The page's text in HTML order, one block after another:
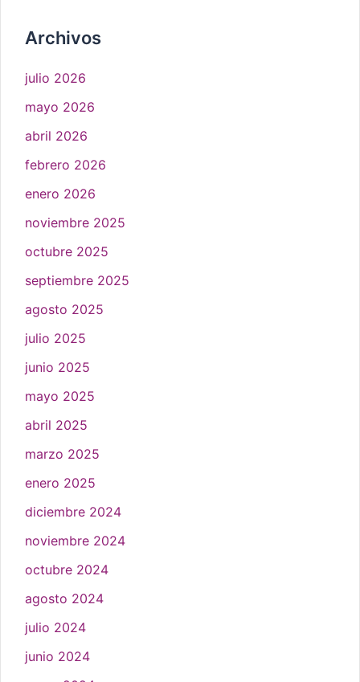
Archivos
julio 2026
mayo 2026
abril 2026
febrero 2026
enero 2026
noviembre 2025
octubre 2025
septiembre 2025
agosto 2025
julio 2025
junio 2025
mayo 2025
abril 2025
marzo 2025
enero 2025
diciembre 2024
noviembre 2024
octubre 2024
agosto 2024
julio 2024
junio 2024